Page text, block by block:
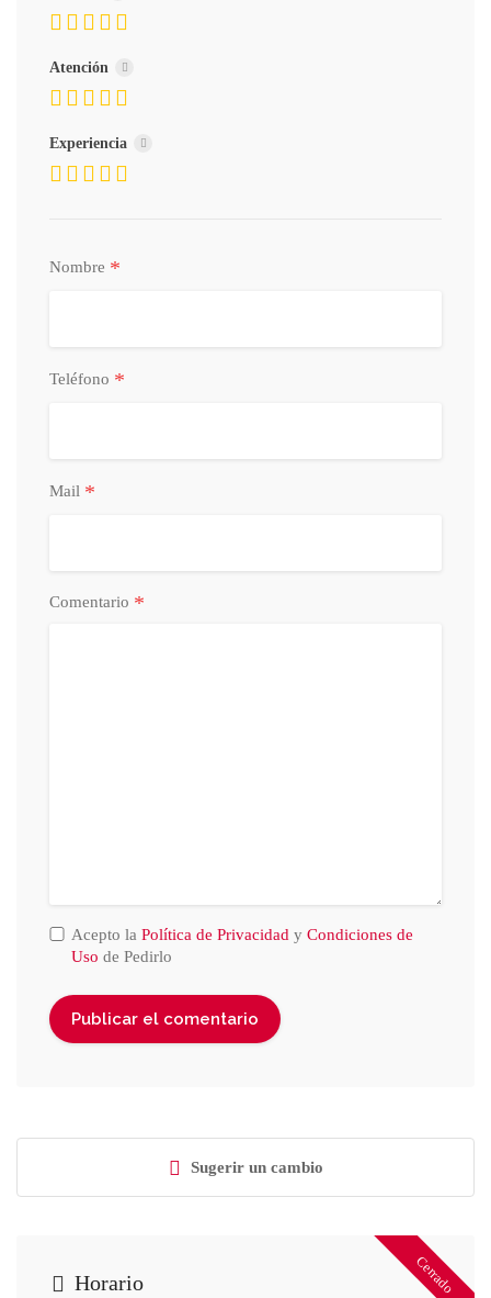
Atención
Experiencia
Nombre *
Teléfono *
Mail *
Comentario *
Acepto la Política de Privacidad y Condiciones de
Uso de Pedirlo
Sugerir un cambio
Cerrado
Horario